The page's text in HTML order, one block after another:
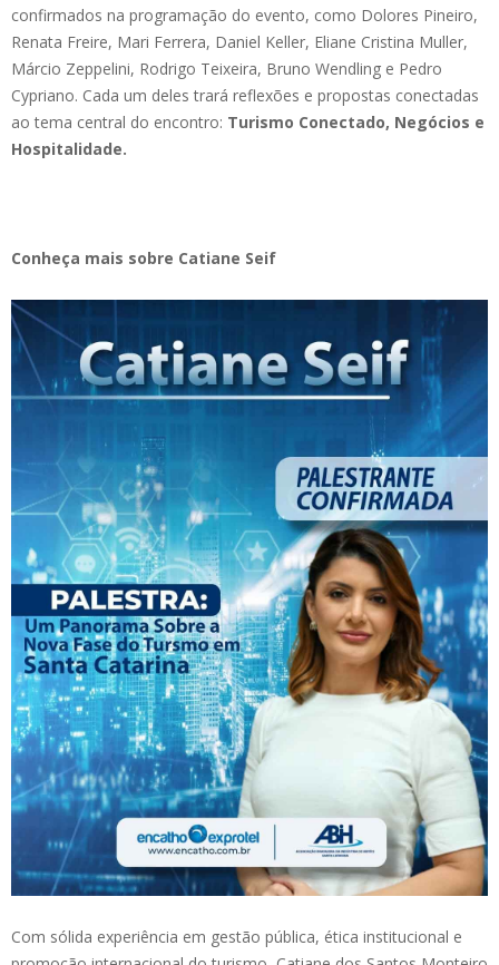
confirmados na programação do evento, como Dolores Pineiro,
Renata Freire, Mari Ferrera, Daniel Keller, Eliane Cristina Muller,
Márcio Zeppelini, Rodrigo Teixeira, Bruno Wendling e Pedro
Cypriano. Cada um deles trará reflexões e propostas conectadas
ao tema central do encontro: Turismo Conectado, Negócios e
Hospitalidade.
Conheça mais sobre Catiane Seif
Com sólida experiência em gestão pública, ética institucional e